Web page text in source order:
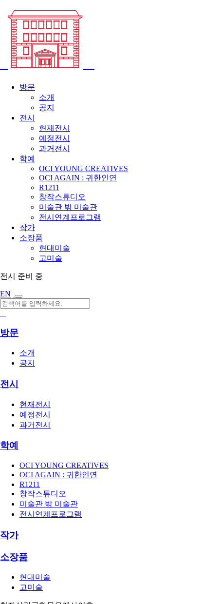
방문
소개
공지
전시
현재전시
예정전시
과거전시
학예
OCI YOUNG CREATIVES
OCI AGAIN : 귀한인연
R1211
창작스튜디오
미술관 밖 미술관
전시연계프로그램
작가
소장품
현대미술
고미술
전시 준비 중
EN
방문
소개
공지
전시
현재전시
예정전시
과거전시
학예
OCI YOUNG CREATIVES
OCI AGAIN : 귀한인연
R1211
창작스튜디오
미술관 밖 미술관
전시연계프로그램
작가
소장품
현대미술
고미술